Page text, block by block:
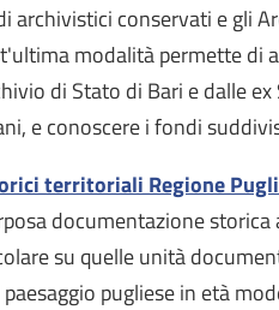
conservati e gli
modalità permette di
di Stato di Bari e dalle
e conoscere i fondi
territoriali Regione
documentazione
su quelle unità
pugliese in età